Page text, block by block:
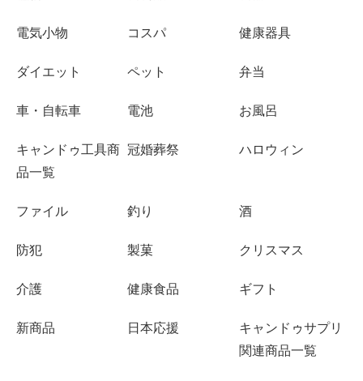
電気小物 コスパ 健康器具
ダイエット ペット 弁当
車・自転車 電池 お風呂
キャンドゥ工具商
品一覧
冠婚葬祭 ハロウィン
ファイル 釣り 酒
防犯 製菓 クリスマス
介護 健康食品 ギフト
新商品 日本応援
キャンドゥサプリ
関連商品一覧